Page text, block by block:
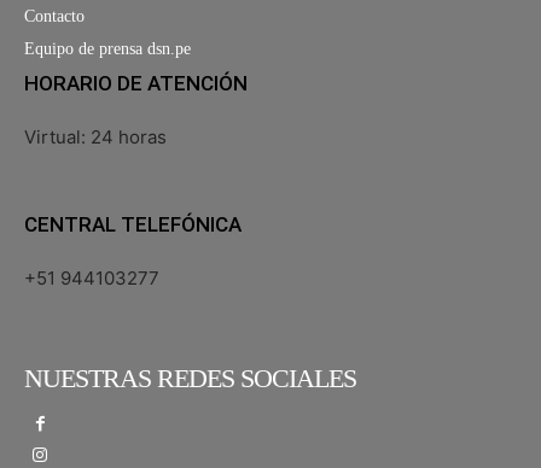
Contacto
Equipo de prensa dsn.pe
HORARIO DE ATENCIÓN
Virtual: 24 horas
CENTRAL TELEFÓNICA
+51 944103277
NUESTRAS REDES SOCIALES